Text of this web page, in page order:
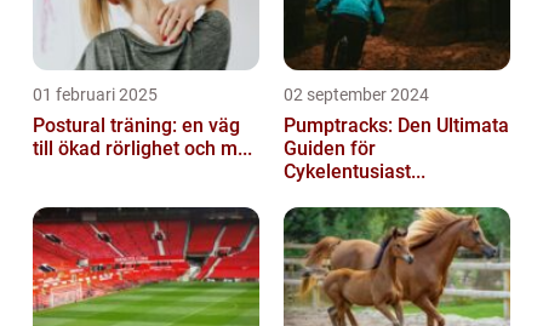
01 februari 2025
Postural träning: en väg
till ökad rörlighet och m...
02 september 2024
Pumptracks: Den Ultimata
Guiden för
Cykelentusiast...